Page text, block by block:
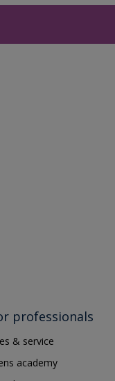
professionals
& service
academy